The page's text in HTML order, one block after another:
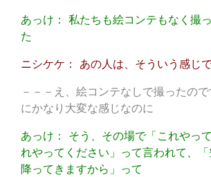
あっけ： 私たちも絵コンテもなく撮
た
ニシケケ： あの人は、そういう感じ
－－－え、絵コンテなしで撮ったの
にかなり大変な感じなのに
あっけ： そう、その場で「これやっ
れやってください」って言われて、
降ってきますから」って